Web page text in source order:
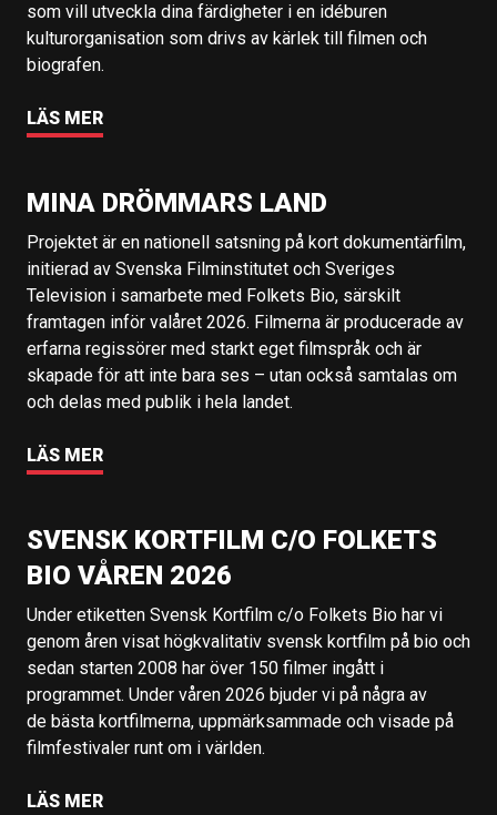
som vill utveckla dina färdigheter i en idéburen
kulturorganisation som drivs av kärlek till filmen och
biografen.
LÄS MER
MINA DRÖMMARS LAND
Projektet är en nationell satsning på kort dokumentärfilm,
initierad av Svenska Filminstitutet och Sveriges
Television i samarbete med Folkets Bio, särskilt
framtagen inför valåret 2026. Filmerna är producerade av
erfarna regissörer med starkt eget filmspråk och är
skapade för att inte bara ses – utan också samtalas om
och delas med publik i hela landet.
LÄS MER
SVENSK KORTFILM C/O FOLKETS
BIO VÅREN 2026
Under etiketten Svensk Kortfilm c/o Folkets Bio har vi
genom åren visat högkvalitativ svensk kortfilm på bio och
sedan starten 2008 har över 150 filmer ingått i
programmet. Under våren 2026 bjuder vi på några av
de bästa kortfilmerna, uppmärksammade och visade på
filmfestivaler runt om i världen.
LÄS MER